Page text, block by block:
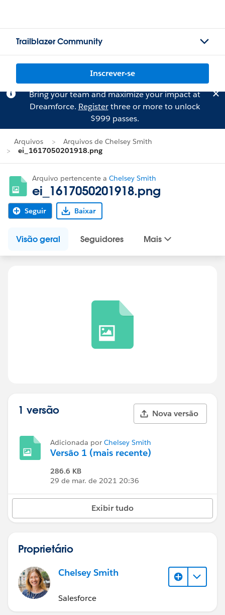
Trailblazer Community
Inscrever-se
Bring your team and maximize your impact at
Dreamforce. Registerthree or more to unlock
$999 passes.
Arquivos
Arquivos de Chelsey Smith
ei_1617050201918.png
Arquivo pertencente a Chelsey Smith
ei_1617050201918.png
Seguir Baixar
Visão geral Seguidores Mais
1 versão Nova versão
Adicionada por Chelsey Smith
Versão 1 (mais recente)
286.6 KB
29 de mar. de 2021 20:36
Exibir tudo
Proprietário
Chelsey Smith
Salesforce